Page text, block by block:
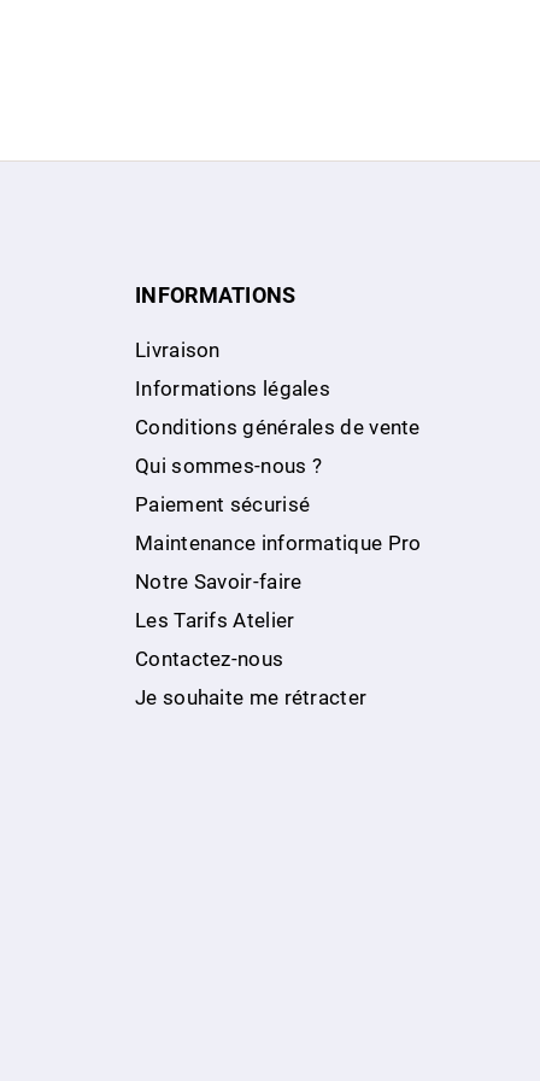
INFORMATIONS
Livraison
Informations légales
Conditions générales de vente
Qui sommes-nous ?
Paiement sécurisé
Maintenance informatique Pro
Notre Savoir-faire
Les Tarifs Atelier
Contactez-nous
Je souhaite me rétracter